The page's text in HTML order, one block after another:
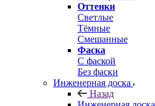
Оттенки
Светлые
Тёмные
Смешанные
Фаска
С фаской
Без фаски
Инженерная доска
Назад